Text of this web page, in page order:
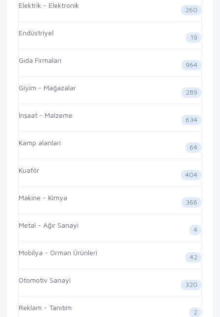
Elektrik - Elektronik
260
Endüstriyel
19
Gıda Firmaları
964
Giyim - Mağazalar
289
İnşaat - Malzeme
634
Kamp alanları
64
Kuaför
404
Makine - Kimya
366
Metal - Ağır Sanayi
4
Mobilya - Orman Ürünleri
42
Otomotiv Sanayi
320
Reklam - Tanıtım
2